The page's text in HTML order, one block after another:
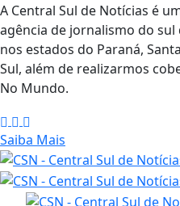
A Central Sul de Notícias é
agência de jornalismo do
nos estados do Paraná,
Sul, além de realizarmos
No Mundo.
Saiba Mais